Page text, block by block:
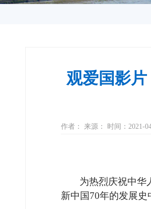
观爱国影
作者： 来源： 时间：2021-
为热烈庆祝中华
新中国70年的发展史